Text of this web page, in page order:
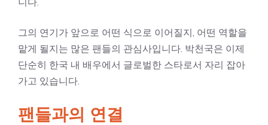
그의 연기가 앞으로 어떤 식으로 이어질지, 어떤 역할을
맡게 될지는 많은 팬들의 관심사입니다. 박천국은 이제
단순히 한국 내 배우에서 글로벌한 스타로서 자리 잡아
가고 있습니다.
팬들과의 연결